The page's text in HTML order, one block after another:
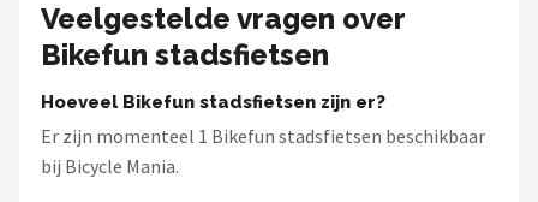
Shimano
Cortina
Alle merken →
Veelgestelde vragen over
Bikefun stadsfietsen
Hoeveel Bikefun stadsfietsen zijn er?
Er zijn momenteel 1 Bikefun stadsfietsen beschikbaar
bij Bicycle Mania.